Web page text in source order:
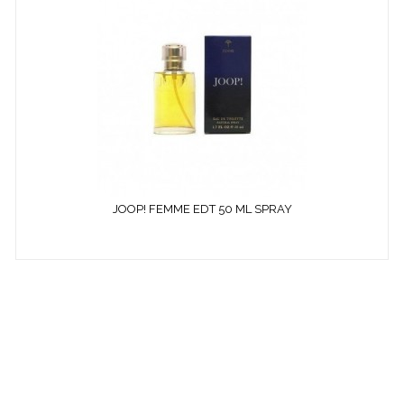
JOOP! FEMME EDT 50 ML SPRAY